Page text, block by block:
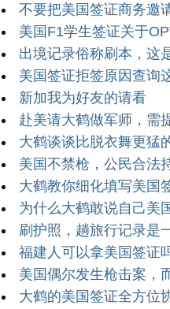
不要把美国签证商务邀
美国F1学生签证关于
出境记录俗称刷本，这
美国签证拒签原因查询
新加我为好友的请看
赴美请大鹤做军师，需
大鹤谈谈比脱衣舞更猛
美国不禁枪，公民合法
大鹤教你细化填写美国
为什么大鹤敢说自己美
刷护照，趟旅行记录是
福建人可以拿美国签证
美国偶尔发生枪击案，
大鹤的美国签证全方位